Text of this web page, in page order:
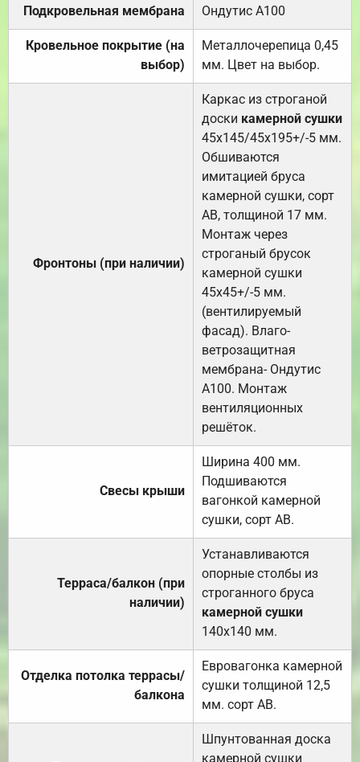
Подкровельная мембрана Ондутис А100
Кровельное покрытие (на
выбор)
Металлочерепица 0,45
мм. Цвет на выбор.
Фронтоны (при наличии)
Каркас из строганой
доски камерной сушки
45х145/45х195+/-5 мм.
Обшиваются
имитацией бруса
камерной сушки, сорт
АВ, толщиной 17 мм.
Монтаж через
строганый брусок
камерной сушки
45х45+/-5 мм.
(вентилируемый
фасад). Влаго-
ветрозащитная
мембрана- Ондутис
А100. Монтаж
вентиляционных
решёток.
Свесы крыши
Ширина 400 мм.
Подшиваются
вагонкой камерной
сушки, сорт АВ.
Терраса/балкон (при
наличии)
Устанавливаются
опорные столбы из
строганного бруса
камерной сушки
140х140 мм.
Отделка потолка террасы/
балкона
Евровагонка камерной
сушки толщиной 12,5
мм. сорт АВ.
Шпунтованная доска
камерной сушки